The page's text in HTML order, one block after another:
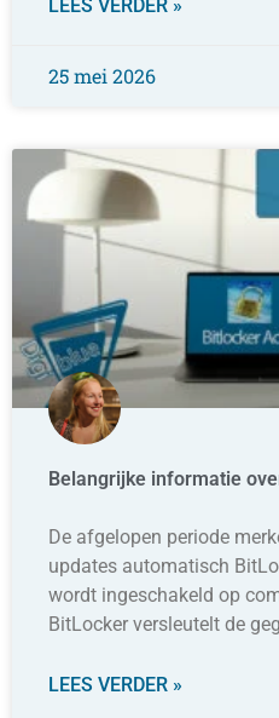
LEES VERDER »
25 mei 2026
Belangrijke informatie
De afgelopen periode
updates automatisch
wordt ingeschakeld op
BitLocker versleutelt de
LEES VERDER »